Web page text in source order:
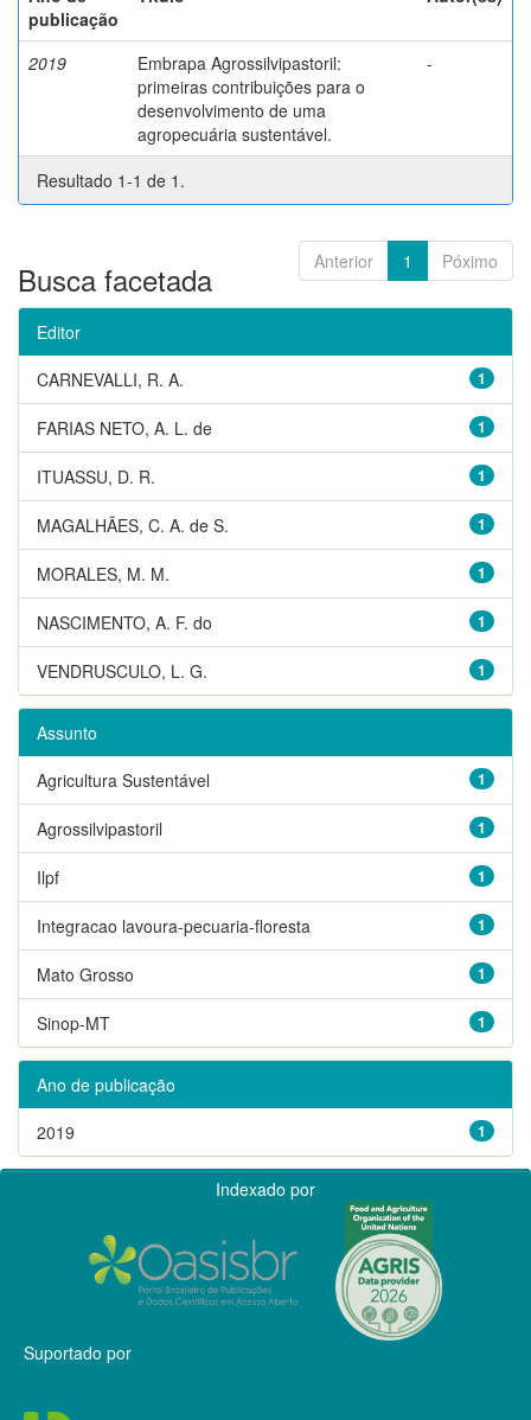
publicação
2019
Embrapa Agrossilvipastoril:
primeiras contribuições para o
desenvolvimento de uma
agropecuária sustentável.
-
Resultado 1-1 de 1.
Anterior 1 Póximo
Busca facetada
Editor
1
CARNEVALLI, R. A.
1
FARIAS NETO, A. L. de
1
ITUASSU, D. R.
1
MAGALHÃES, C. A. de S.
1
MORALES, M. M.
1
NASCIMENTO, A. F. do
1
VENDRUSCULO, L. G.
Assunto
1
Agricultura Sustentável
1
Agrossilvipastoril
1
Ilpf
1
Integracao lavoura-pecuaria-floresta
1
Mato Grosso
1
Sinop-MT
Ano de publicação
1
2019
Indexado por
Suportado por